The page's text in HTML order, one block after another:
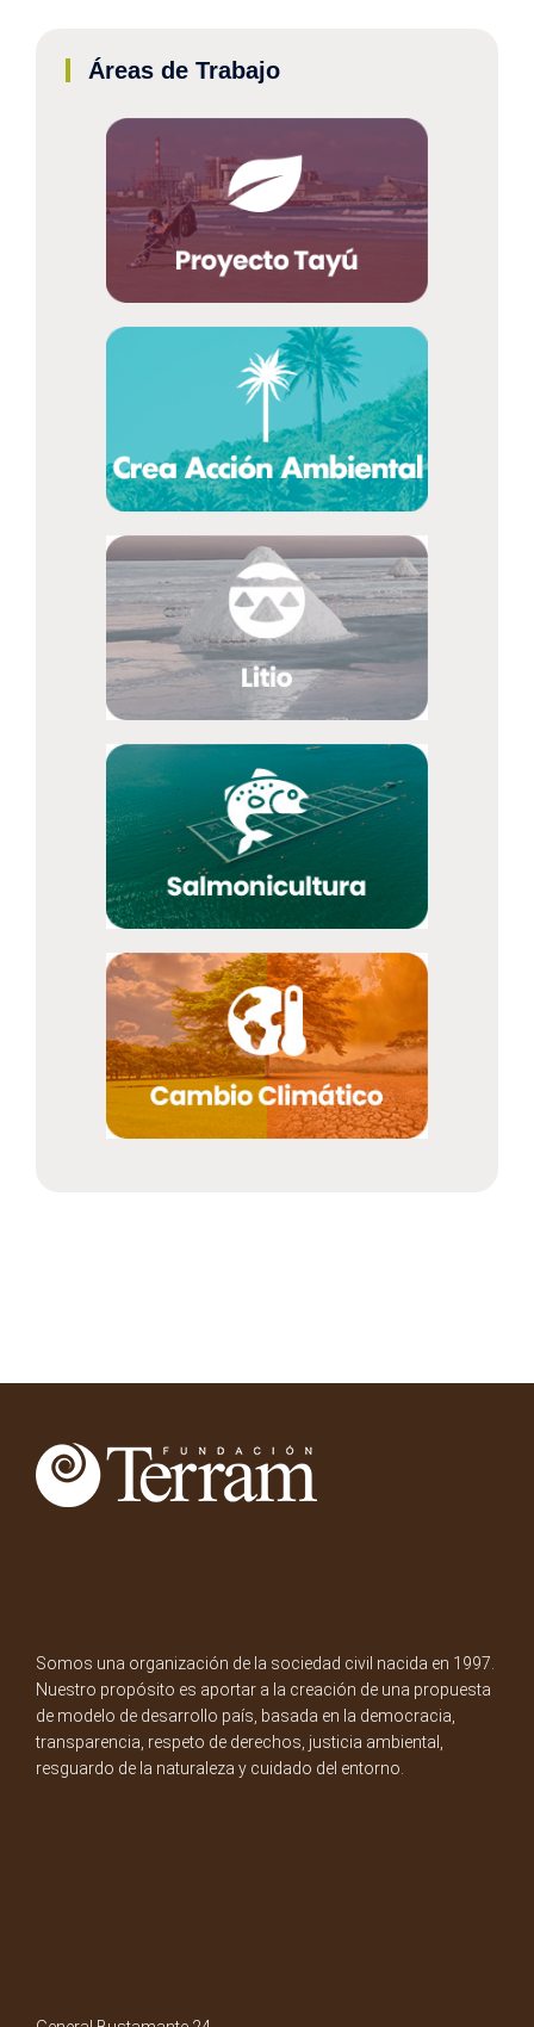
Áreas de Trabajo
Somos una organización de la sociedad civil nacida en 1997.
Nuestro propósito es aportar a la creación de una propuesta
de modelo de desarrollo país, basada en la democracia,
transparencia, respeto de derechos, justicia ambiental,
resguardo de la naturaleza y cuidado del entorno.